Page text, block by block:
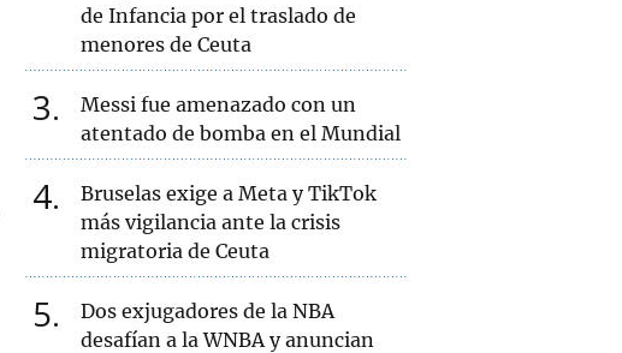
de Infancia por el traslado de
menores de Ceuta
3
Messi fue amenazado con un
atentado de bomba en el Mundial
4
Bruselas exige a Meta y TikTok
más vigilancia ante la crisis
migratoria de Ceuta
5
Dos exjugadores de la NBA
desafían a la WNBA y anuncian